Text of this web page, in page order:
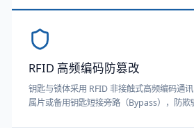
RFID 高频编码防篡改
钥匙与锁体采用 RFID 非接触式高频编码通
属片或备用钥匙短接旁路（Bypass），防欺